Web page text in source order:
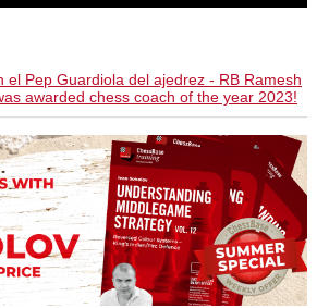
el Pep Guardiola del ajedrez - RB Ramesh
awarded chess coach of the year 2023!